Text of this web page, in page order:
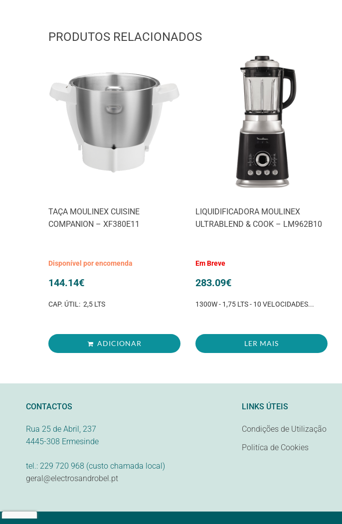
PRODUTOS RELACIONADOS
TAÇA MOULINEX CUISINE
COMPANION – XF380E11
Disponível por encomenda
144.14€
CAP. ÚTIL: 2,5 LTS
ADICIONAR
LIQUIDIFICADORA MOULINEX
ULTRABLEND & COOK – LM962B10
Em Breve
283.09€
1300W - 1,75 LTS - 10 VELOCIDADES...
LER MAIS
CONTACTOS
Rua 25 de Abril, 237
4445-308 Ermesinde
tel.: 229 720 968 (custo chamada local)
geral@electrosandrobel.pt
LINKS ÚTEIS
Condições de Utilização
Politíca de Cookies